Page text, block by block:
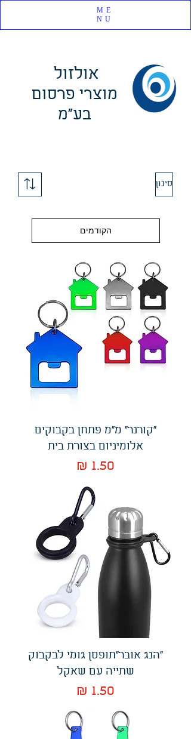
אולזול
מוצרי פרסום
בע"מ
ME
NU
סינון
הקודמים
"קורנר" מ"מ פתחן בקבוקים
אלומיניום בצורת בית
מחיר
"הנג אובר"תופסן גומי לבקבוק
שתייה עם שאקל
מחיר